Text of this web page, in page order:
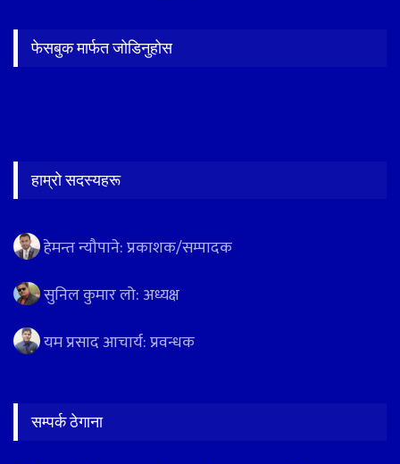
फेसबुक मार्फत जोडिनुहोस
हाम्रो सदस्यहरू
हेमन्त न्यौपाने: प्रकाशक/सम्पादक
सुनिल कुमार लो: अध्यक्ष
यम प्रसाद आचार्य: प्रवन्धक
सम्पर्क ठेगाना